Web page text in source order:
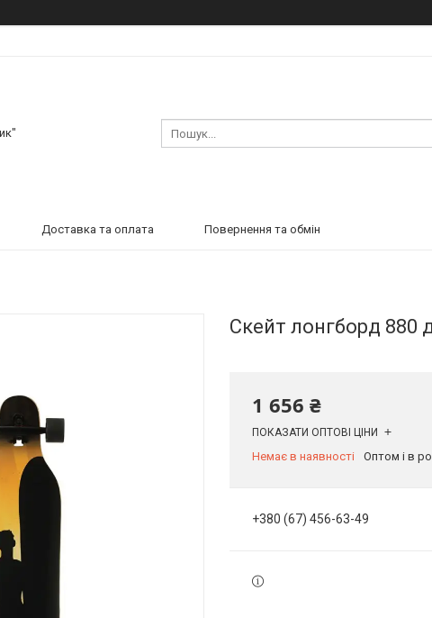
Доставка та оплата Повернення та обмін
Скейт лонгборд 880
1 656 ₴
ПОКАЗАТИ ОПТОВІ ЦІНИ
Немає в наявності Оптом і в
+380 (67) 456-63-49